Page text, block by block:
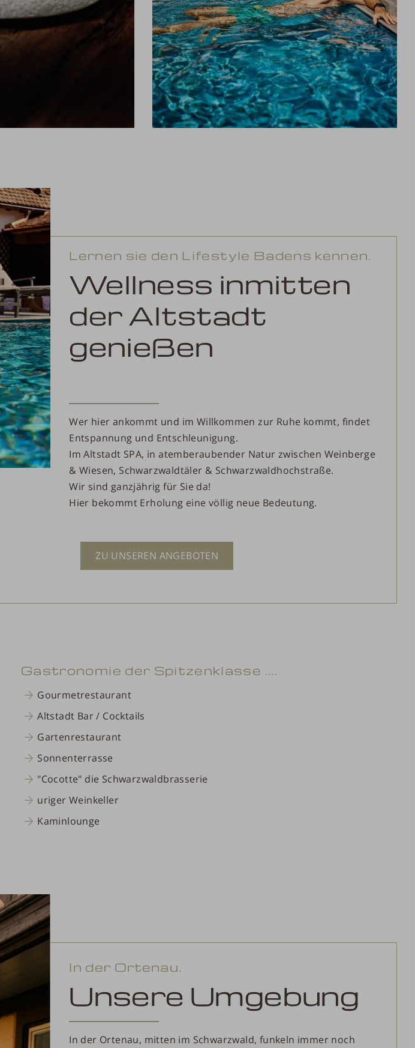
Lernen sie den Lifestyle Badens kennen.
Wellness inmitten
der Altstadt
genießen
Wer hier ankommt und im Willkommen zur Ruhe kommt, findet
Entspannung und Entschleunigung.
Im Altstadt SPA, in atemberaubender Natur zwischen Weinberge
& Wiesen, Schwarzwaldtäler & Schwarzwaldhochstraße.
Wir sind ganzjährig für Sie da!
Hier bekommt Erholung eine völlig neue Bedeutung.
ZU UNSEREN ANGEBOTEN
Gastronomie der Spitzenklasse ....
Gourmetrestaurant
Altstadt Bar / Cocktails
Gartenrestaurant
Sonnenterrasse
"Cocotte" die Schwarzwaldbrasserie
uriger Weinkeller
Kaminlounge
In der Ortenau.
Unsere Umgebung
In der Ortenau, mitten im Schwarzwald, funkeln immer noch